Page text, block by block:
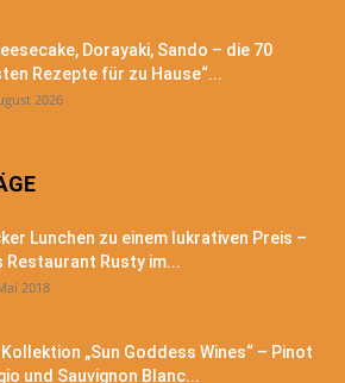
Dorayaki, Sando – die 70
Rezepte für zu Hause“...
2026
Lunchen zu einem lukrativen Preis –
Restaurant Rusty im...
2018
Kollektion „Sun Goddess Wines“ – Pinot
und Sauvignon Blanc...